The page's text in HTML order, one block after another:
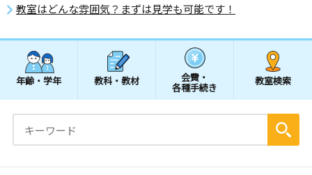
教室はどんな雰囲気？まずは見学も可能です！
年齢・学年 教科・教材 会費・
各種手続き
教室検索